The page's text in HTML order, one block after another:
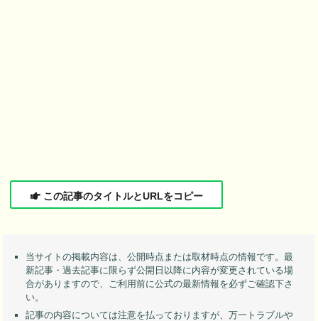
この記事のタイトルとURLをコピー
当サイトの掲載内容は、公開時点または取材時点の情報です。最
新記事・過去記事に限らず公開日以降に内容が変更されている場
合がありますので、ご利用前に公式の最新情報を必ずご確認下さ
い。
記事の内容については注意を払っておりますが、万一トラブルや